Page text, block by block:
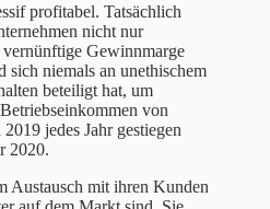
profitabel. Tatsächlich
nicht nur
Gewinnmarge
sich niemals an unethischem
beteiligt hat, um
von
jedes Jahr gestiegen
2020.
Austausch mit ihren Kunden